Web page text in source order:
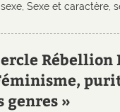
,sexe ,Sexe et caractère ,
Rébellion
genres »